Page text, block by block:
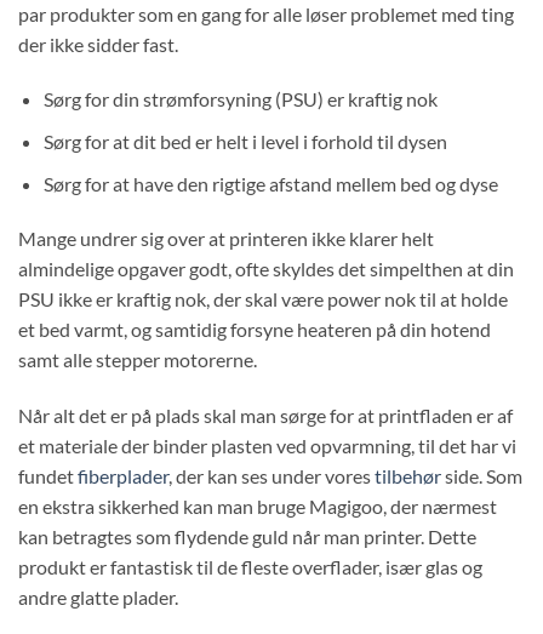
par produkter som en gang for alle løser problemet med ting
der ikke sidder fast.
Sørg for din strømforsyning (PSU) er kraftig nok
Sørg for at dit bed er helt i level i forhold til dysen
Sørg for at have den rigtige afstand mellem bed og dyse
Mange undrer sig over at printeren ikke klarer helt
almindelige opgaver godt, ofte skyldes det simpelthen at din
PSU ikke er kraftig nok, der skal være power nok til at holde
et bed varmt, og samtidig forsyne heateren på din hotend
samt alle stepper motorerne.
Når alt det er på plads skal man sørge for at printfladen er af
et materiale der binder plasten ved opvarmning, til det har vi
fundetfiberplader, der kan ses under vorestilbehørside. Som
en ekstra sikkerhed kan man bruge Magigoo, der nærmest
kan betragtes som flydende guld når man printer. Dette
produkt er fantastisk til de fleste overflader, især glas og
andre glatte plader.